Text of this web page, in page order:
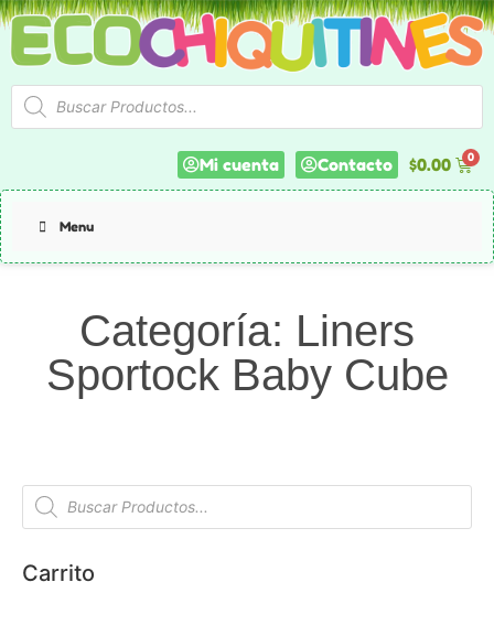
Mi cuenta Contacto $0.00
Menu
Categoría: Liners
Sportock Baby Cube
Carrito